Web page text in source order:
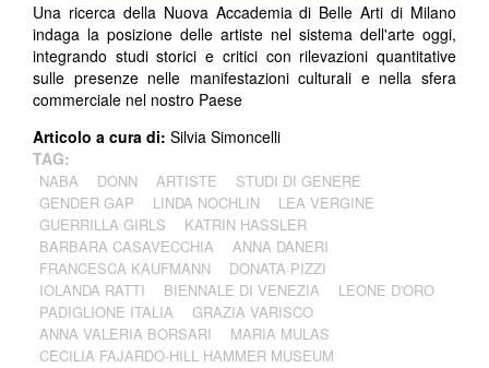
Una ricerca della Nuova Accademia di Belle Arti di Milano
indaga la posizione delle artiste nel sistema dell'arte oggi,
integrando studi storici e critici con rilevazioni quantitative
sulle presenze nelle manifestazioni culturali e nella sfera
commerciale nel nostro Paese
Articolo a cura di: Silvia Simoncelli
TAG:
NABA DONN ARTISTE
STUDI DI GENERE
GENDER GAP
LINDA NOCHLIN
LEA VERGINE
GUERRILLA GIRLS
KATRIN HASSLER
BARBARA CASAVECCHIA
ANNA DANERI
FRANCESCA KAUFMANN
DONATA PIZZI
IOLANDA RATTI
BIENNALE DI VENEZIA
LEONE D'ORO
PADIGLIONE ITALIA
GRAZIA VARISCO
ANNA VALERIA BORSARI
MARIA MULAS
CECILIA FAJARDO-HILL HAMMER MUSEUM